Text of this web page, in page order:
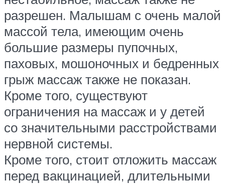
разрешен. Малышам с очень малой
массой тела, имеющим очень
большие размеры пупочных,
паховых, мошоночных и бедренных
грыж массаж также не показан.
Кроме того, существуют
ограничения на массаж и у детей
со значительными расстройствами
нервной системы.
Кроме того, стоит отложить массаж
перед вакцинацией, длительными